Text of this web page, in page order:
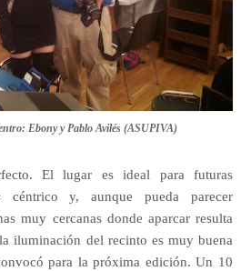
Ebony y Pablo Avilés (ASUPIVA)
El lugar es ideal para futuras
y, aunque pueda parecer
muy cercanas donde aparcar resulta
iluminación del recinto es muy buena
para la próxima edición. Un 10